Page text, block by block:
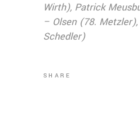
Wirth), Patrick
– Olsen (78.
Schedler)
SHARE